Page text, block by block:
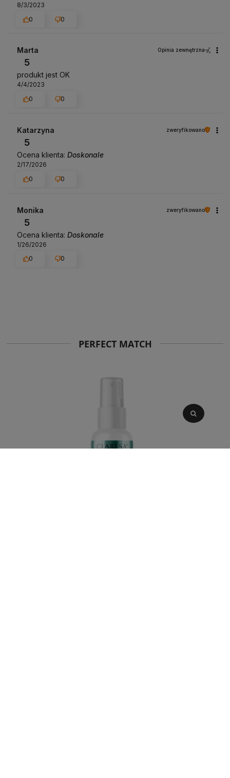
8/3/2023
0
0
Marta Opinia zewnętrzna
5
produkt jest OK
4/4/2023
0
0
Katarzyna zweryfikowano
5
Ocena klienta: Doskonale
2/17/2026
0
0
Monika zweryfikowano
5
Ocena klienta: Doskonale
1/26/2026
0
0
PERFECT MATCH